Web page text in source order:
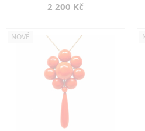
2 200 Kč
NOVÉ